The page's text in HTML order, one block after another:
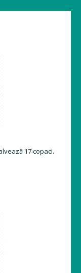
17 copaci.